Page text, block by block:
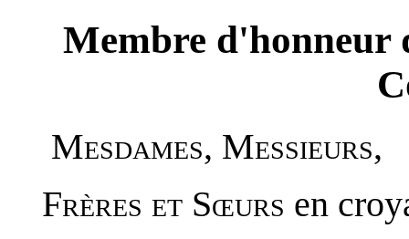
Membre d'honneur
Mesdames, Messieurs,
Frères et Sœurs en